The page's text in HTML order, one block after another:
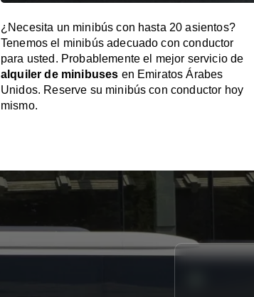
¿Necesita un minibús con hasta 20 asientos?
Tenemos el minibús adecuado con conductor
para usted. Probablemente el mejor servicio de
alquiler de minibuses en Emiratos Árabes
Unidos. Reserve su minibús con conductor hoy
mismo.